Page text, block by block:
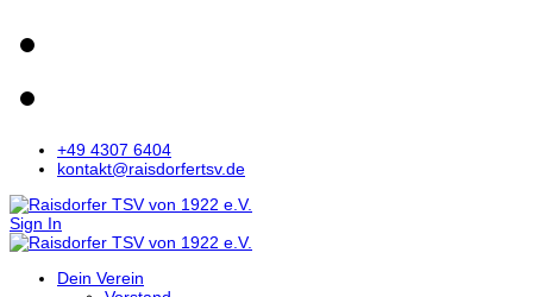
+49 4307 6404
kontakt@raisdorfertsv.de
Sign In
Dein Verein